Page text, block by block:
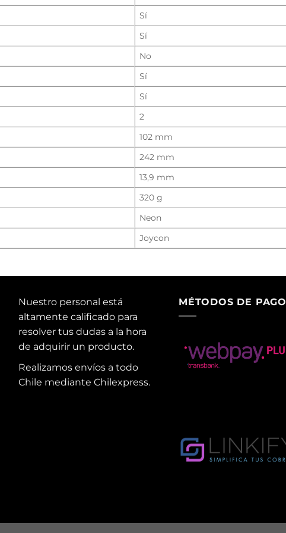
Sí
Sí
No
Sí
Sí
2
102 mm
242 mm
13,9 mm
320 g
Neon
Joycon
Nuestro personal está
altamente calificado para
resolver tus dudas a la hora
de adquirir un producto.
Realizamos envíos a todo
Chile mediante Chilexpress.
MÉTODOS DE PAGO